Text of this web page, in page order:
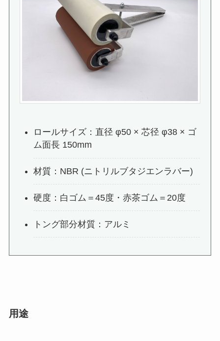
ロールサイズ：直径 φ50 × 芯径 φ38 × ゴ
ム面長 150mm
材質：NBR (ニトリルブタジエンラバー)
硬度：白ゴム＝45度・赤茶ゴム＝20度
トング部分材質：アルミ
用途